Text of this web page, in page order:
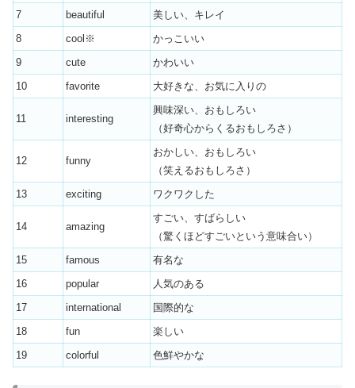
7
beautiful
美しい、キレイ
8
cool※
かっこいい
9
cute
かわいい
10
favorite 大好きな、お気に入りの
11 interesting
興味深い、おもしろい
（好奇心からくるおもしろさ）
12 funny
おかしい、おもしろい
（笑えるおもしろさ）
13
exciting ワクワクした
14 amazing
すごい、すばらしい
（驚くほどすごいという意味合い）
15
famous
有名な
16
popular
人気のある
17
international
国際的な
18
fun
楽しい
19
colorful 色鮮やかな